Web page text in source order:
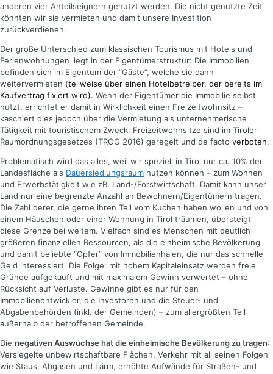
anderen vier Anteilseignern genutzt werden. Die nicht genutzte Zeit
könnten wir sie vermieten und damit unsere Investition
zurückverdienen.
Der große Unterschied zum klassischen Tourismus mit Hotels und
Ferienwohnungen liegt in der Eigentümerstruktur: Die Immobilien
befinden sich im Eigentum der “Gäste”, welche sie dann
weitervermieten (teilweise über einen Hotelbetreiber, der bereits im
Kaufvertrag fixiert wird). Wenn der Eigentümer die Immobilie selbst
nutzt, errichtet er damit in Wirklichkeit einen Freizeitwohnsitz –
kaschiert dies jedoch über die Vermietung als unternehmerische
Tätigkeit mit touristischem Zweck. Freizeitwohnsitze sind im Tiroler
Raumordnungsgesetzes (TROG 2016) geregelt und de facto verboten.
Problematisch wird das alles, weil wir speziell in Tirol nur ca. 10% der
Landesfläche als Dauersiedlungsraum nutzen können – zum Wohnen
und Erwerbstätigkeit wie zB. Land-/Forstwirtschaft. Damit kann unser
Land nur eine begrenzte Anzahl an Bewohnern/Eigentümern tragen.
Die Zahl derer, die gerne ihren Teil vom Kuchen haben wollen und von
einem Häuschen oder einer Wohnung in Tirol träumen, übersteigt
diese Grenze bei weitem. Vielfach sind es Menschen mit deutlich
größeren finanziellen Ressourcen, als die einheimische Bevölkerung
und damit beliebte “Opfer” von Immobilienhaien, die nur das schnelle
Geld interessiert. Die Folge: mit hohem Kapitaleinsatz werden freie
Gründe aufgekauft und mit maximalem Gewinn verwertet – ohne
Rücksicht auf Verluste. Gewinne gibt es nur für den
Immobilienentwickler, die Investoren und die Steuer- und
Abgabenbehörden (inkl. der Gemeinden) – zum allergrößten Teil
außerhalb der betroffenen Gemeinde.
Die negativen Auswüchse hat die einheimische Bevölkerung zu tragen:
Versiegelte unbewirtschaftbare Flächen, Verkehr mit all seinen Folgen
wie Staus, Abgasen und Lärm, erhöhte Aufwände für Straßen- und